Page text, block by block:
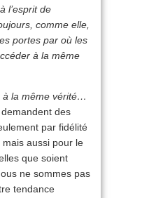
l’esprit de
comme elle,
portes par où les
à la même
la même vérité…
des
par fidélité
aussi pour le
que soient
ne sommes pas
tendance